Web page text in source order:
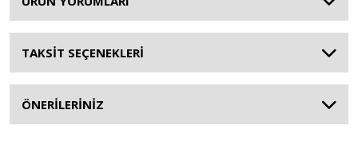
TAKSİT SEÇENEKLERİ
ÖNERİLERİNİZ